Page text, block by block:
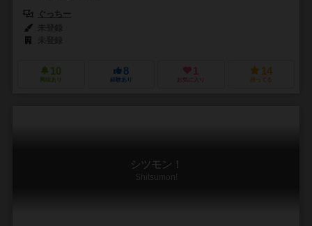
ぐっちー
10
興味あり
8
経験あり
1
お気に入り
14
持ってる
シツモン！
Shitsumon!